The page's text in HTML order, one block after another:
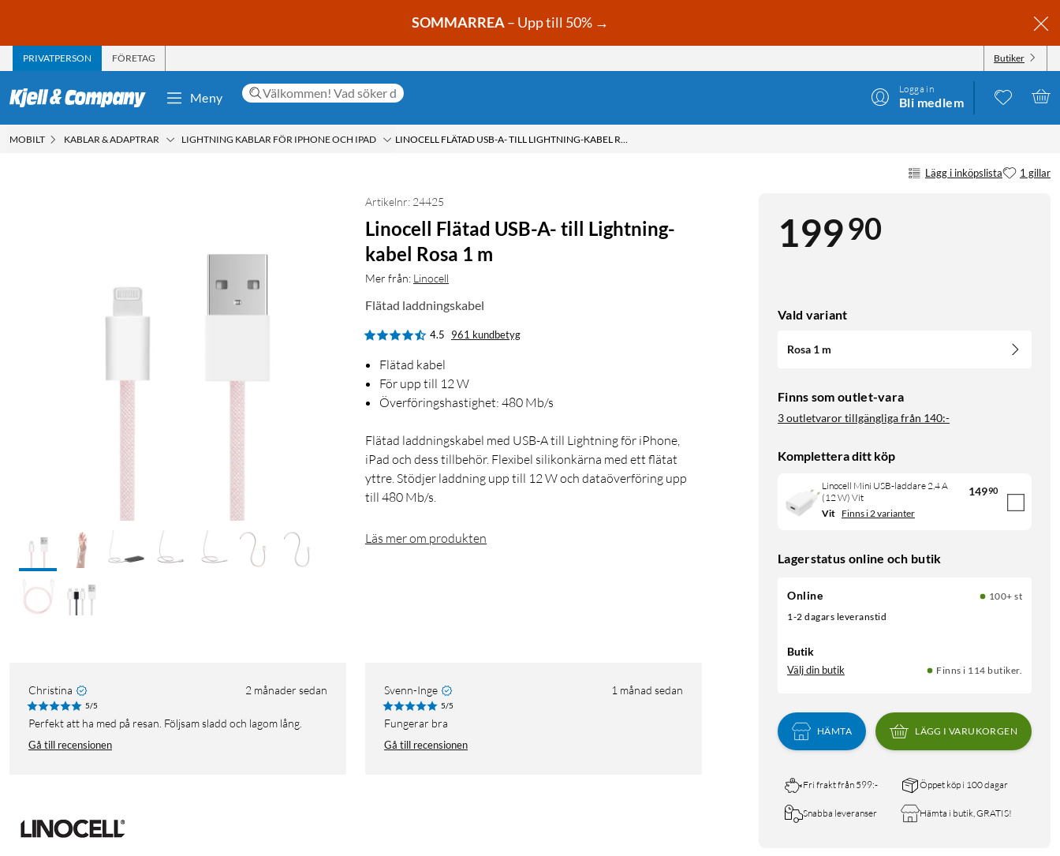
SOMMARREA– Upp till 50% →
PRIVATPERSON FÖRETAG Butiker
Meny
Logga in
Bli medlem
MOBILT KABLAR & ADAPTRAR LIGHTNING KABLAR FÖR IPHONE OCH IPAD LINOCELL FLÄTAD USB-A- TILL LIGHTNING-KABEL ROSA 1 M
Lägg i inköpslista 1 gillar
19990
Vald variant
Rosa 1 m
Finns som outlet-vara
3 outletvaror tillgängliga från 140:-
Komplettera ditt köp
Linocell Mini USB-laddare 2,4 A
(12 W) Vit
14990
Vit Finns i 2 varianter
Lagerstatus online och butik
Online
100+ st
1-2 dagars leveranstid
Butik
Välj din butik Finns i 114 butiker.
HÄMTA LÄGG I VARUKORGEN
Fri frakt från 599:- Öppet köp i 100 dagar
Snabba leveranser Hämta i butik, GRATIS!
Artikelnr: 24425
Linocell Flätad USB-A- till Lightning-
kabel Rosa 1 m
Mer från: Linocell
Flätad laddningskabel
4.5 961 kundbetyg
Flätad kabel
För upp till 12 W
Överföringshastighet: 480 Mb/s
Flätad laddningskabel med USB-A till Lightning för iPhone,
iPad och dess tillbehör. Flexibel silikonkärna med ett flätat
yttre. Stödjer laddning upp till 12 W och dataöverföring upp
till 480 Mb/s.
Läs mer om produkten
Christina 2 månader sedan
5/5
Perfekt att ha med på resan. Följsam sladd och lagom lång.
Gå till recensionen
Svenn-Inge 1 månad sedan
5/5
Fungerar bra
Gå till recensionen